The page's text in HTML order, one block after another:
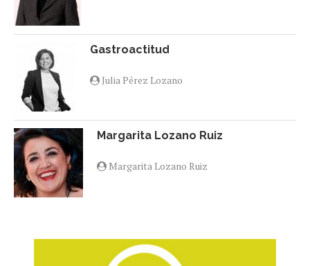
Gastroactitud
Julia Pérez Lozano
Margarita Lozano Ruiz
Margarita Lozano Ruiz